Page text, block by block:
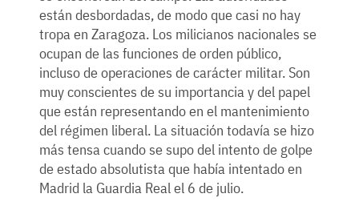
están desbordadas, de modo que casi no hay
tropa en Zaragoza. Los milicianos nacionales se
ocupan de las funciones de orden público,
incluso de operaciones de carácter militar. Son
muy conscientes de su importancia y del papel
que están representando en el mantenimiento
del régimen liberal. La situación todavía se hizo
más tensa cuando se supo del intento de golpe
de estado absolutista que había intentado en
Madrid la Guardia Real el 6 de julio.